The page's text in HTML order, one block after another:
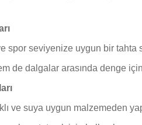
spor seviyenize uygun bir tahta
de dalgalar arasında denge
ve suya uygun malzemeden